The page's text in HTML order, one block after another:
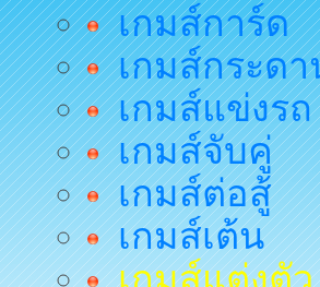
เกมส์การ์ด
เกมส์กระดา
เกมส์แข่งรถ
เกมส์จับคู่
เกมส์ต่อสู้
เกมส์เต้น
เกมส์แต่งตัว